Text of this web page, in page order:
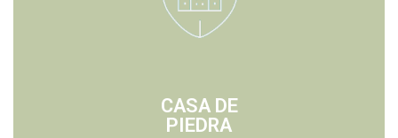
CASA DE
PIEDRA